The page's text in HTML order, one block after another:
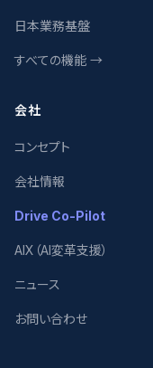
日本業務基盤
すべての機能 →
会社
コンセプト
会社情報
Drive Co-Pilot
AIX（AI変革支援）
ニュース
お問い合わせ